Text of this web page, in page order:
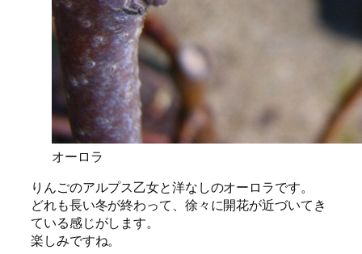
オーロラ
りんごのアルプス乙女と洋なしのオーロラです。
どれも長い冬が終わって、徐々に開花が近づいてき
ている感じがします。
楽しみですね。